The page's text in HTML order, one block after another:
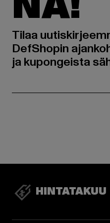
Tilaa
DefShopin
ja kupongeista
HINTATAKUU